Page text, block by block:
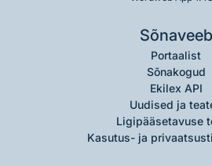
Sõnaveeb
Portaalist
Sõnakogud
Ekilex API
Uudised ja
Ligipääsetavuse
Kasutus- ja